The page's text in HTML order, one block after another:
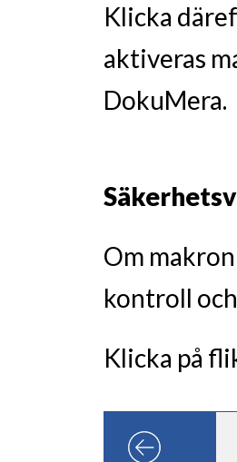
Klicka
aktiveras
DokuMera.
Om
kontroll
Klicka på